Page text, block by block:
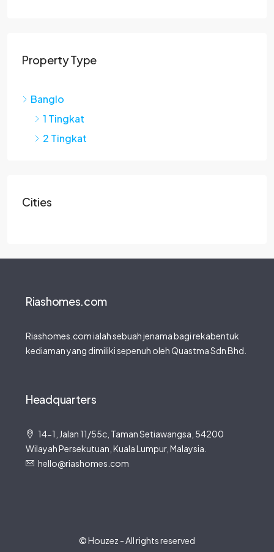
Property Type
Banglo
1 Tingkat
2 Tingkat
Cities
Riashomes.com
Riashomes.com ialah sebuah jenama bagi rekabentuk
kediaman yang dimiliki sepenuh oleh Quastma Sdn Bhd.
Headquarters
14-1, Jalan 11/55c, Taman Setiawangsa, 54200
Wilayah Persekutuan, Kuala Lumpur, Malaysia.
hello@riashomes.com
© Houzez - All rights reserved